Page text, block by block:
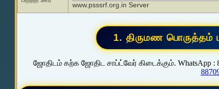
www.psssrf.org.in Server
ஜோதிடம் கற்க ஜோதிட சாப்ட்வேர் கிடைக்கும். WhatsApp :